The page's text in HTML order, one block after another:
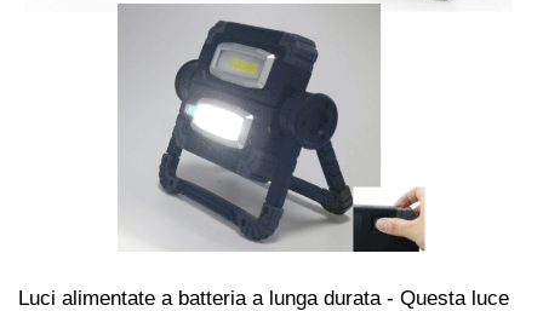
Luci alimentate a batteria a lunga durata - Questa luce